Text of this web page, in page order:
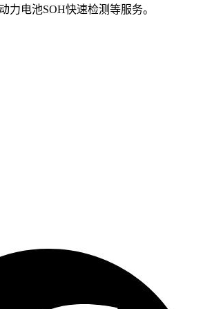
力电池SOH快速检测等服务。